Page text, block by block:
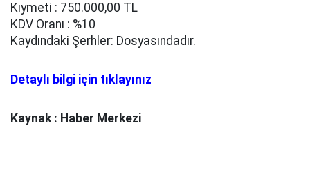
Kıymeti : 750.000,00 TL
KDV Oranı : %10
Kaydındaki Şerhler: Dosyasındadır.
Detaylı bilgi için tıklayınız
Kaynak : Haber Merkezi